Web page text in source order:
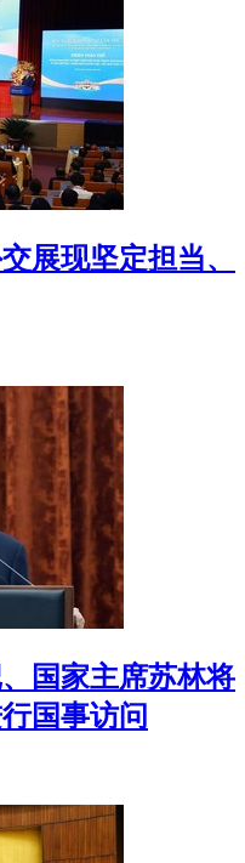
展现坚定担当、
国家主席苏林将
国事访问